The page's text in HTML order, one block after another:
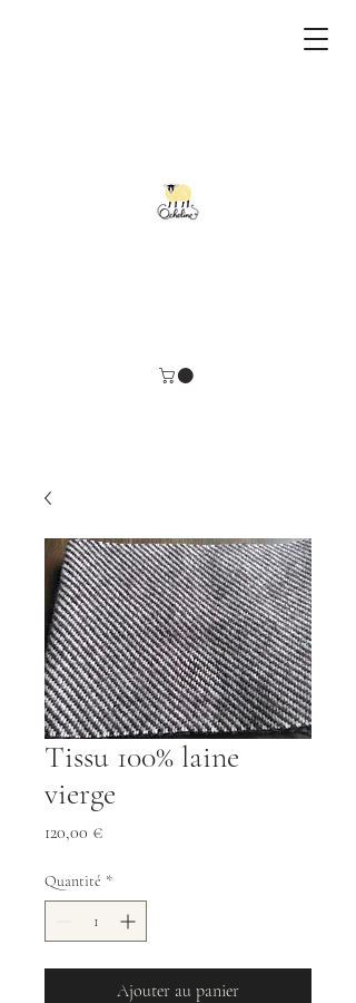
Tissu 100% laine
vierge
120,00 €Prix
Quantité *
Ajouter au panier